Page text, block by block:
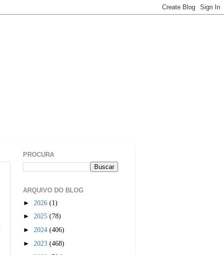
PROCURA
ARQUIVO DO BLOG
► 2026 (1)
► 2025 (78)
► 2024 (406)
► 2023 (468)